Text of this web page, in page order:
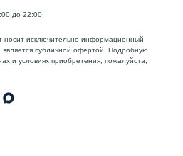
до 22:00
исключительно информационный
является публичной офертой. Подробную
и условиях приобретения, пожалуйста,